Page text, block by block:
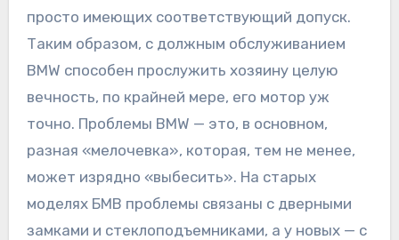
просто имеющих соответствующий допуск.
Таким образом, с должным обслуживанием
BMW способен прослужить хозяину целую
вечность, по крайней мере, его мотор уж
точно. Проблемы BMW — это, в основном,
разная «мелочевка», которая, тем не менее,
может изрядно «выбесить». На старых
моделях БМВ проблемы связаны с дверными
замками и стеклоподъемниками, а у новых — с